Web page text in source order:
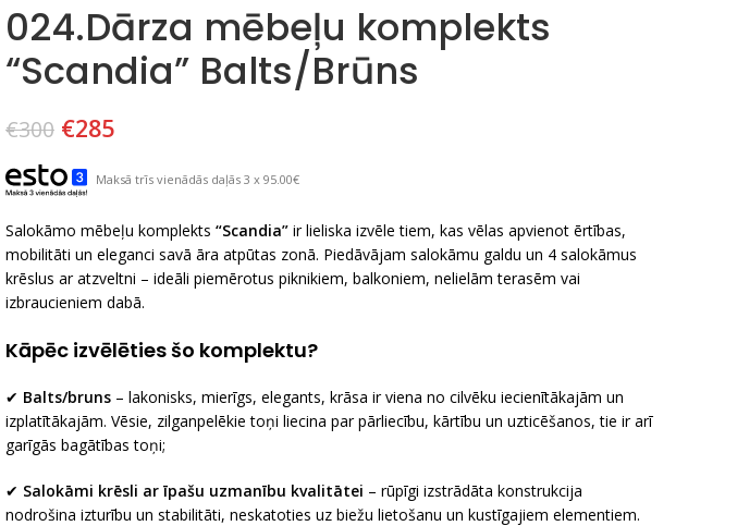
024.Dārza mēbeļu komplekts
“Scandia” Balts/Brūns
€300 €285
Maksā trīs vienādās daļās 3 x 95.00€
Salokāmo mēbeļu komplekts “Scandia” ir lieliska izvēle tiem, kas vēlas apvienot ērtības,
mobilitāti un eleganci savā āra atpūtas zonā. Piedāvājam salokāmu galdu un 4 salokāmus
krēslus ar atzveltni – ideāli piemērotus piknikiem, balkoniem, nelielām terasēm vai
izbraucieniem dabā.
Kāpēc izvēlēties šo komplektu?
✔ Balts/bruns – lakonisks, mierīgs, elegants, krāsa ir viena no cilvēku iecienītākajām un
izplatītākajām. Vēsie, zilganpelēkie toņi liecina par pārliecību, kārtību un uzticēšanos, tie ir arī
garīgās bagātības toņi;
✔ Salokāmi krēsli ar īpašu uzmanību kvalitātei – rūpīgi izstrādāta konstrukcija
nodrošina izturību un stabilitāti, neskatoties uz biežu lietošanu un kustīgajiem elementiem.